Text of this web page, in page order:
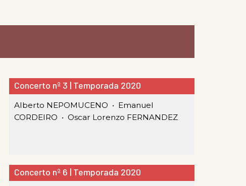
Concerto nº 3 | Temporada 2020
Alberto NEPOMUCENO • Emanuel
CORDEIRO •Oscar Lorenzo FERNANDEZ
Concerto nº 6 | Temporada 2020